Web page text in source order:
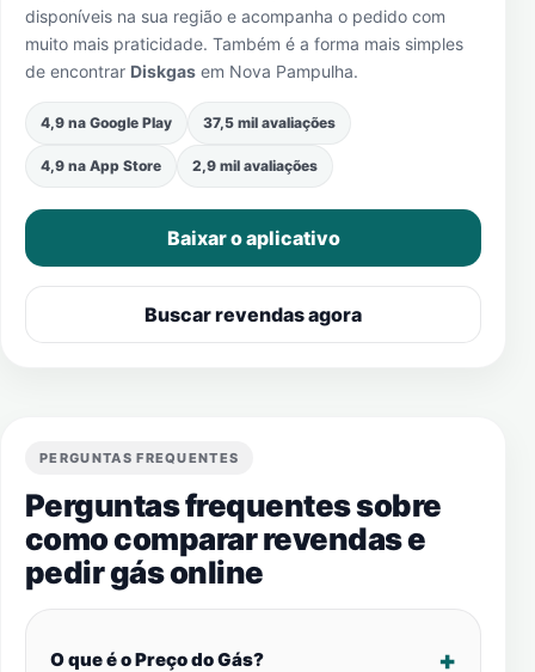
disponíveis na sua região e acompanha o pedido com
muito mais praticidade. Também é a forma mais simples
de encontrar Diskgas em Nova Pampulha.
4,9 na Google Play 37,5 mil avaliações
4,9 na App Store 2,9 mil avaliações
Baixar o aplicativo
Buscar revendas agora
PERGUNTAS FREQUENTES
Perguntas frequentes sobre
como comparar revendas e
pedir gás online
O que é o Preço do Gás?